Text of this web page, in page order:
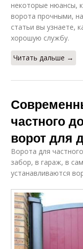
некоторые нюансы,
ворота прочными,
статьи вы узнаете,
хорошую службу.
Читать дальше →
частного
ворот для
Ворота для
забор, в гараж, в
устанавливаются